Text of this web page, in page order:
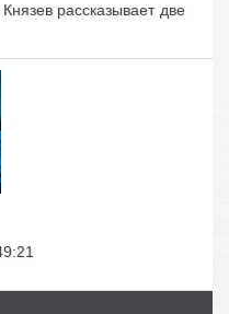
рассказывает две